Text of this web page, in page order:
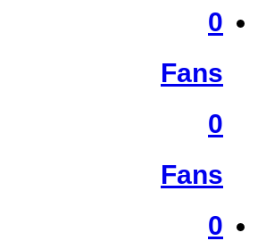
0
Fans
0
Fans
0